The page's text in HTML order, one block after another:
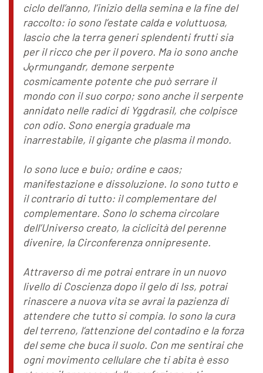
ciclo dell’anno, l’inizio della semina e la fine del
raccolto: io sono l’estate calda e voluttuosa,
lascio che la terra generi splendenti frutti sia
per il ricco che per il povero. Ma io sono anche
Jǫrmungandr, demone serpente
cosmicamente potente che può serrare il
mondo con il suo corpo; sono anche il serpente
annidato nelle radici di Yggdrasil, che colpisce
con odio. Sono energia graduale ma
inarrestabile, il gigante che plasma il mondo.
Io sono luce e buio; ordine e caos;
manifestazione e dissoluzione. Io sono tutto e
il contrario di tutto: il complementare del
complementare. Sono lo schema circolare
dell’Universo creato, la ciclicità del perenne
divenire, la Circonferenza onnipresente.
Attraverso di me potrai entrare in un nuovo
livello di Coscienza dopo il gelo di Iss, potrai
rinascere a nuova vita se avrai la pazienza di
attendere che tutto si compia. Io sono la cura
del terreno, l’attenzione del contadino e la forza
del seme che buca il suolo. Con me sentirai che
ogni movimento cellulare che ti abita è esso